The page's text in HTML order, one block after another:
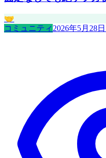
🤝
コミュニティ2026年5月28